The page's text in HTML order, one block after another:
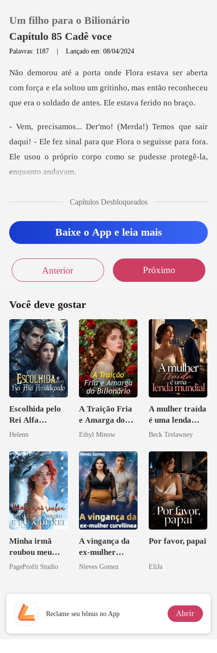
0
Histórico
Sair
Um filho para o Bilionário
Capítulo 85 Cadê voce
Palavras: 1187 |Lançado em: 08/04/2024
m força e ela soltou um gritinho, mas então reconheceu
Ele fez sinal para que Flora o seguisse para fora.
Ele usou
Capítulos Desbloqueados
Baixe o App e leia mais
Anterior Próximo
Você deve gostar
Escolhida pelo
Rei Alfa
Amaldiçoado
Helenn
A Traição Fria
e Amarga do
Bilionário
Ethyl Minow
A mulher traída
é uma lenda
mundial
Beck Trelawney
Minha irmã
roubou meu
companheiro e
PageProfit Studio
A vingança da
ex-mulher
curvilínea
Nieves Gomez
Por favor, papai
EliJa
Reclame seu bônus no App Abrir